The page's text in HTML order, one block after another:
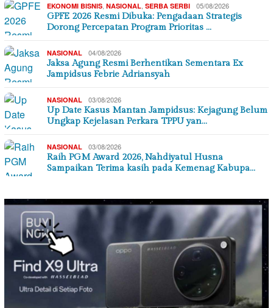
EKONOMI BISNIS, NASIONAL, SERBA SERBI 05/08/2026
GPFE 2026 Resmi Dibuka: Pengadaan Strategis
Dorong Percepatan Program Prioritas …
NASIONAL 04/08/2026
Jaksa Agung Resmi Berhentikan Sementara Ex
Jampidsus Febrie Adriansyah
NASIONAL 03/08/2026
Up Date Kasus Mantan Jampidsus: Kejagung Belum
Ungkap Kejelasan Perkara TPPU yan…
NASIONAL 03/08/2026
Raih PGM Award 2026, Nahdiyatul Husna
Sampaikan Terima kasih pada Kemenag Kabupa…